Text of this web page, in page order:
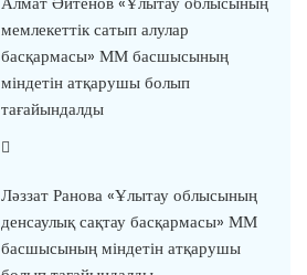
мемлекеттік сатып алулар
басқармасы» ММ басшысының
міндетін атқарушы болып
тағайындалды
Ләззат Ранова «Ұлытау облысының
денсаулық сақтау басқармасы» ММ
басшысының міндетін атқарушы